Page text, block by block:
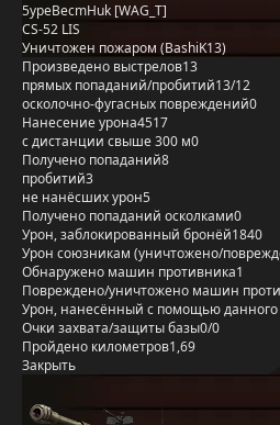
5ypeBecmHuk [WAG_T]
CS-52 LIS
Уничтожен пожаром (BashiK13)
Произведено выстрелов13
прямых попаданий/пробитий13/12
осколочно-фугасных повреждений0
Нанесение урона4517
с дистанции свыше 300 м0
Получено попаданий8
пробитий3
не нанёсших урон5
Получено попаданий осколками0
Урон, заблокированный бронёй1840
Урон союзникам (уничтожено/
Обнаружено машин противника1
Повреждено/уничтожено машин
Урон, нанесённый с помощью данного
Очки захвата/защиты базы0/0
Пройдено километров1,69
Закрыть